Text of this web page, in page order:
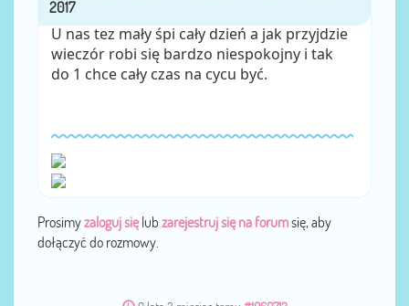
U nas tez mały śpi cały dzień a jak przyjdzie
wieczór robi się bardzo niespokojny i tak
do 1 chce cały czas na cycu być.
Prosimyzaloguj sięlub zarejestruj się na forumsię, aby
dołączyć do rozmowy.